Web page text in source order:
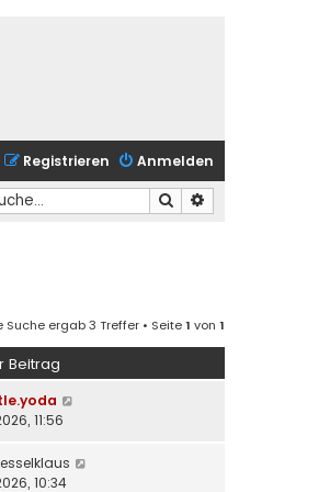
Anmelden
Registrieren
Suche
Suche ergab 3 Treffer • Seite1 von 1
Beitrag
11:56
10:34